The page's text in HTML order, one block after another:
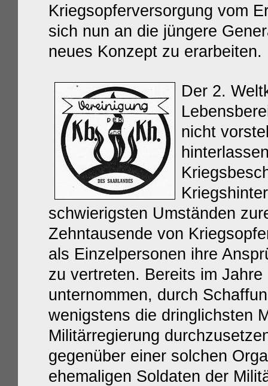
Kriegsopferversorgung vom
sich nun an die jüngere
neues Konzept zu erarbeiten.
Der 2.
nicht
schwierigsten Umständen
Zehntausende von
als Einzelpersonen ihre
zu vertreten. Bereits im
unternommen, durch
wenigstens die dringlichsten
Militärregierung
gegenüber einer solchen
ehemaligen Soldaten der